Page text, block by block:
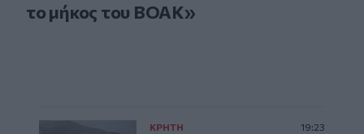
το μήκος του ΒΟΑΚ»
ΚΡΗΤΗ 19:23